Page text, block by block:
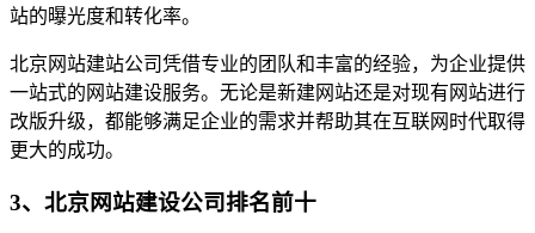
站的曝光度和转化率。
北京网站建站公司凭借专业的团队和丰富的经验，为企业提供
一站式的网站建设服务。无论是新建网站还是对现有网站进行
改版升级，都能够满足企业的需求并帮助其在互联网时代取得
更大的成功。
3、北京网站建设公司排名前十